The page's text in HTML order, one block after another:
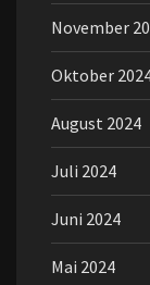
November
Oktober
August 2024
Juli 2024
Juni 2024
Mai 2024